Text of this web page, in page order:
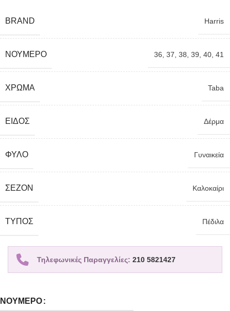
BRAND Harris
ΝΟΎΜΕΡΟ 36, 37, 38, 39, 40, 41
ΧΡΏΜΑ Taba
ΕΊΔΟΣ Δέρμα
ΦΎΛΟ Γυναικεία
ΣΕΖΌΝ Καλοκαίρι
TΎΠΟΣ Πέδιλα
Τηλεφωνικές Παραγγελίες: 210 5821427
ΝΟΎΜΕΡΟ